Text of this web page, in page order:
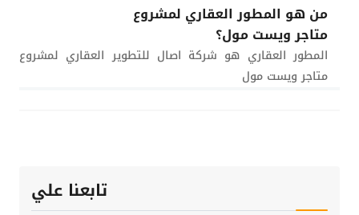
من هو المطور العقاري لمشروع
متاجر ويست مول؟
المطور العقاري هو شركة اصال للتطوير العقاري لمشروع
متاجر ويست مول
تابعنا علي